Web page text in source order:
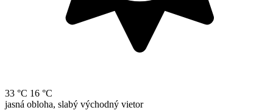
33 °C 16 °C
jasná obloha, slabý východný vietor